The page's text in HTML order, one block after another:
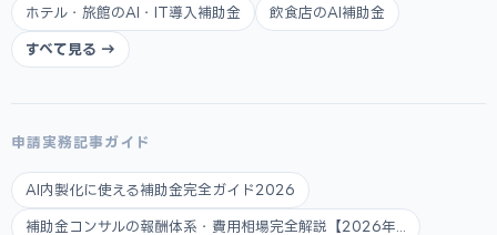
ホテル・旅館のAI・IT導入補助金 飲食店のAI補助金
すべて見る →
申請実務記事ガイド
AI内製化に使える補助金完全ガイド2026
補助金コンサルの報酬体系・費用相場完全解説【2026年...